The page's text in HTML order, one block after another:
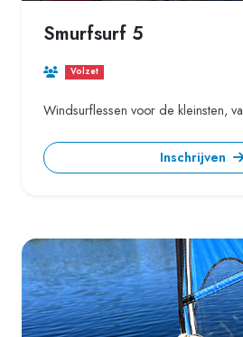
Smurfsurf 5
Volzet
Windsurflessen voor de kleinsten,
Inschrijven